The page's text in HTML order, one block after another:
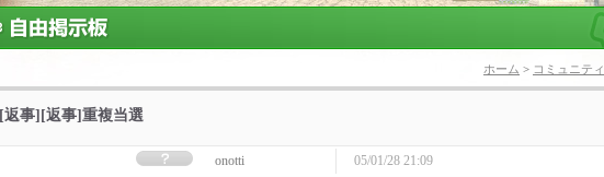
ホーム > コミュニティ
[返事][返事]重複当選
onotti 05/01/28 21:09